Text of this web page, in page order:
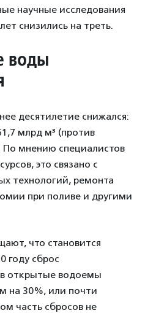
научные исследования
снизились на треть.
воды
десятилетие снижался:
млрд м³ (против
По мнению специалистов
это связано с
технологий, ремонта
при поливе и другими
что становится
году сброс
открытые водоемы
на 30%, или почти
часть сбросов не